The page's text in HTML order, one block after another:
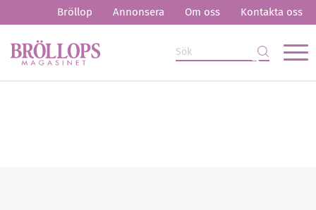
Bröllop Annonsera Om oss Kontakta oss